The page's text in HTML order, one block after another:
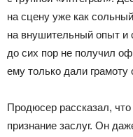
на сцену уже как
на внушительный опыт
до сих пор не получил
ему только дали грамоту
Продюсер рассказал,
признание заслуг. Он